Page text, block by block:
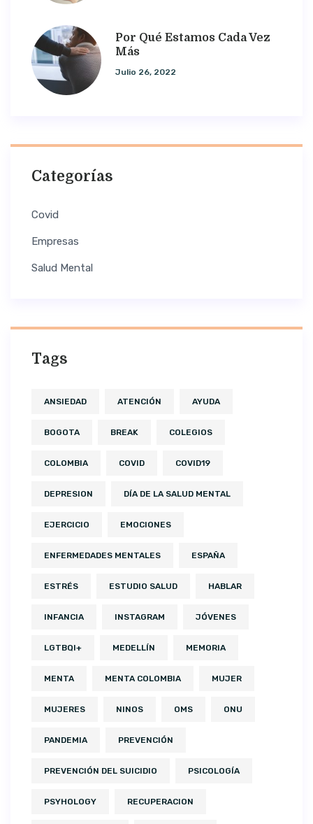
Por Qué Estamos Cada Vez
Más
Julio 26, 2022
Categorías
Covid
Empresas
Salud Mental
Tags
ANSIEDAD ATENCIÓN AYUDA
BOGOTA BREAK COLEGIOS
COLOMBIA COVID COVID19
DEPRESION DÍA DE LA SALUD MENTAL
EJERCICIO EMOCIONES
ENFERMEDADES MENTALES ESPAÑA
ESTRÉS ESTUDIO SALUD HABLAR
INFANCIA INSTAGRAM JÓVENES
LGTBQI+ MEDELLÍN MEMORIA
MENTA MENTA COLOMBIA MUJER
MUJERES NINOS OMS ONU
PANDEMIA PREVENCIÓN
PREVENCIÓN DEL SUICIDIO PSICOLOGÍA
PSYHOLOGY RECUPERACION